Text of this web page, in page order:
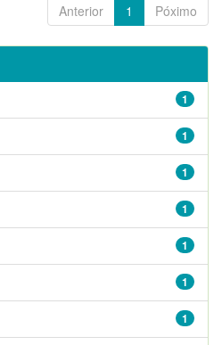
Anterior 1 Póximo
1
1
1
1
1
1
1